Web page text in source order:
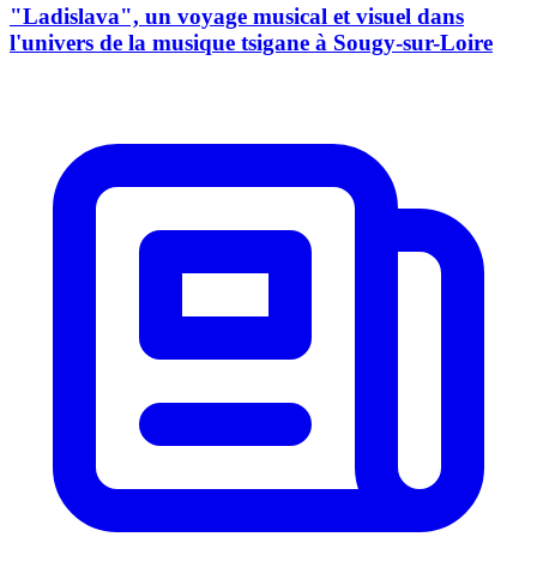
"Ladislava", un voyage musical et visuel dans
l'univers de la musique tsigane à Sougy-sur-Loire